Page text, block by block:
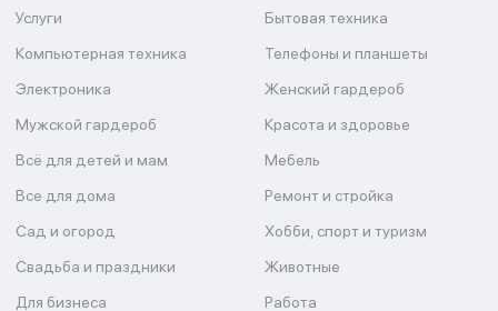
Услуги
Бытовая техника
Компьютерная техника
Телефоны и планшеты
Электроника
Женский гардероб
Мужской гардероб
Красота и здоровье
Всё для детей и мам
Мебель
Все для дома
Ремонт и стройка
Сад и огород
Хобби, спорт и туризм
Свадьба и праздники
Животные
Для бизнеса
Работа